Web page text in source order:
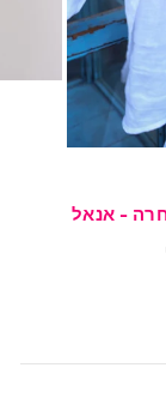
- אנאל